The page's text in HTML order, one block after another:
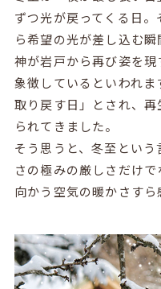
ずつ光が戻ってくる日
ら希望の光が差し込む
神が岩戸から再び姿を
象徴しているといわれ
取り戻す日」とされ、
られてきました。
そう思うと、冬至とい
さの極みの厳しさだけ
向かう空気の暖かさすら